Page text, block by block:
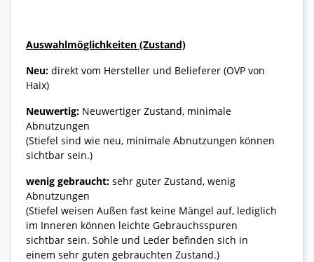
Auswahlmöglichkeiten (Zustand)
Neu: direkt vom Hersteller und Belieferer (OVP von
Haix)
Neuwertig: Neuwertiger Zustand, minimale
Abnutzungen
(Stiefel sind wie neu, minimale Abnutzungen können
sichtbar sein.)
wenig gebraucht: sehr guter Zustand, wenig
Abnutzungen
(Stiefel weisen Außen fast keine Mängel auf, lediglich
im Inneren können leichte Gebrauchsspuren
sichtbar sein. Sohle und Leder befinden sich in
einem sehr guten gebrauchten Zustand.)